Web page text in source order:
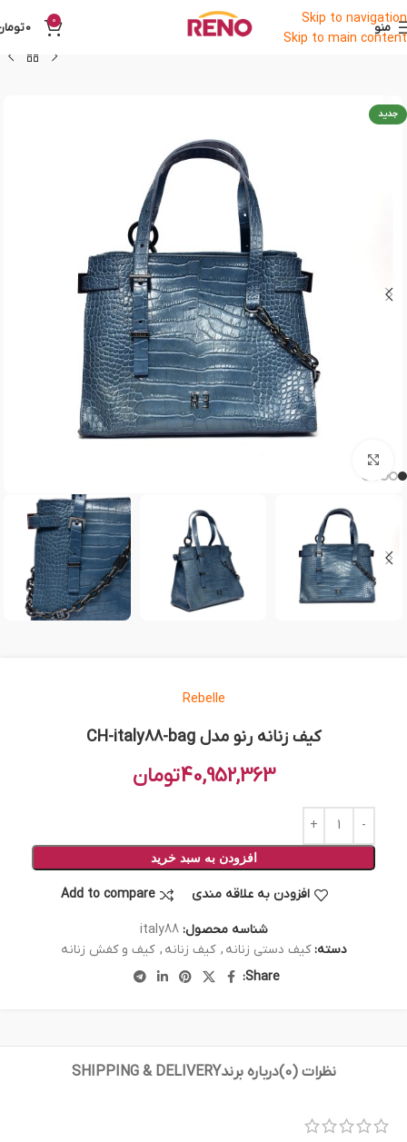
Skip to navigation
Skip to main content
منو 0
0
جدید
Rebelle
کیف زنانه رنو مدل CH-italy88-bag
40,952,363تومان
افزودن به سبد خرید
افزودن به علاقه مندی Add to compare
شناسه محصول:italy88
دسته: کیف دستی زنانه , کیف زنانه , کیف و کفش زنانه
Share:
نظرات (0) درباره برندSHIPPING & DELIVERY